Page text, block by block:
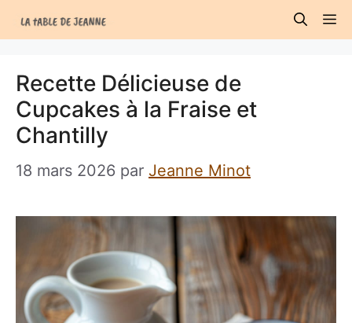
au
Recette Délicieuse de
Cupcakes à la Fraise et
Chantilly
18 mars 2026 par Jeanne Minot